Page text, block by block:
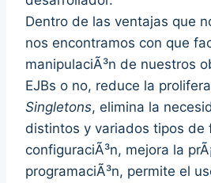
Dentro de las ventajas que
nos encontramos con que
manipulaciÃ³n de nuestros
EJBs o no, reduce la
Singletons, elimina la
distintos y variados tipos de
configuraciÃ³n, mejora la
programaciÃ³n, permite el